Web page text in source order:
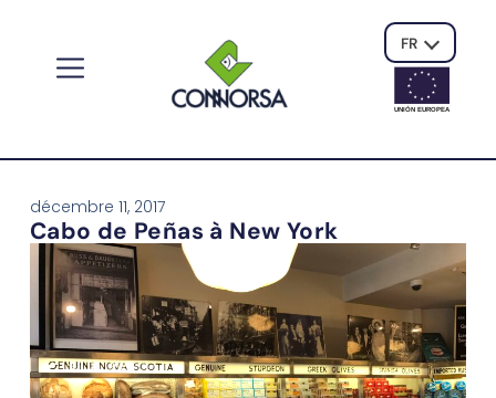
FR
UNIÓN EUROPEA
décembre 11, 2017
Cabo de Peñas à New York